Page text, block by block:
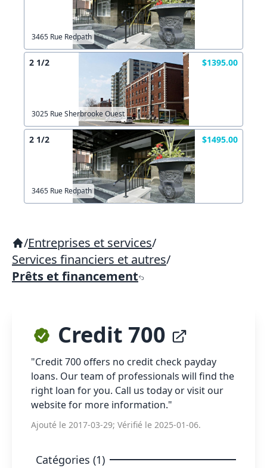
3465 Rue Redpath
2 1/2 $1395.00
3025 Rue Sherbrooke Ouest
2 1/2 $1495.00
3465 Rue Redpath
/Entreprises et services/
Services financiers et autres/
Prêts et financement
Credit 700
"Credit 700 offers no credit check payday
loans. Our team of professionals will find the
right loan for you. Call us today or visit our
website for more information."
Ajouté le 2017-03-29; Vérifié le 2025-01-06.
Catégories (1)